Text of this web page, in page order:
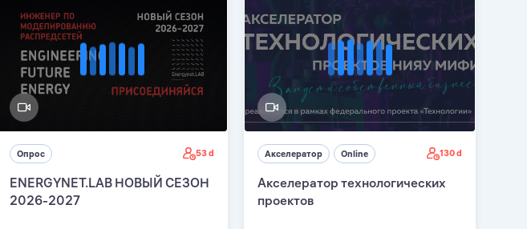
Опрос 53 d
ENERGYNET.LAB НОВЫЙ СЕЗОН
2026-2027
Акселератор Online 130 d
Акселератор технологических
проектов